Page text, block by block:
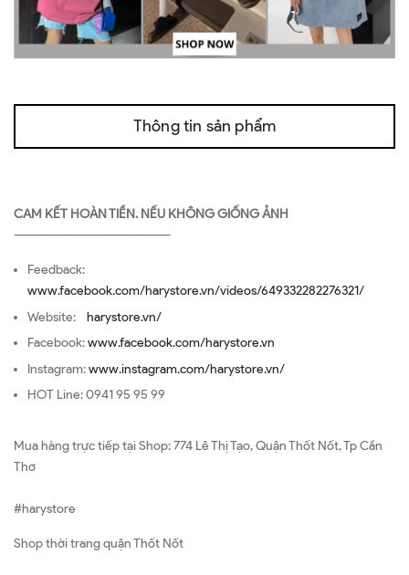
Thông tin sản phẩm
CAM KẾT HOÀN TIỀN. NẾU KHÔNG GIỐNG ẢNH
—————————————————
Feedback:
www.facebook.com/harystore.vn/videos/649332282276321/
Website: harystore.vn/
Facebook:www.facebook.com/harystore.vn
Instagram:www.instagram.com/harystore.vn/
HOT Line: 0941 95 95 99
Mua hàng trực tiếp tại Shop: 774 Lê Thị Tạo, Quận Thốt Nốt, Tp Cần
Thơ
#harystore
Shop thời trang quận Thốt Nốt